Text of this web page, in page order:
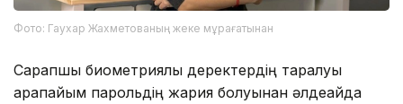
Фото: Гаухар Жахметованың жеке мұрағатынан
Сарапшы биометриялық деректердің таралуы
қарапайым парольдің жария болуынан әлдеқайда